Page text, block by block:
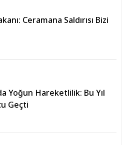
Ceramana Saldırısı Bizi
Yoğun Hareketlilik: Bu Yıl
Geçti